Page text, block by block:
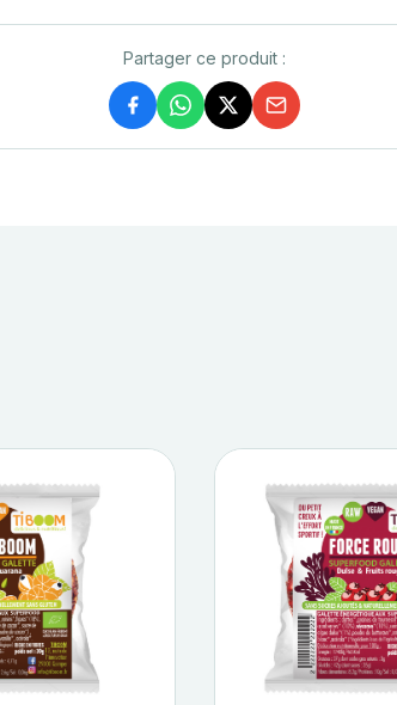
Partager ce produit :